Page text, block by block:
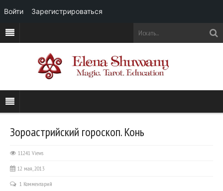
Зороастрийский гороскоп. Конь
11241 Views
12 мая, 2013
1 Комментарий
Войти Зарегистрироваться